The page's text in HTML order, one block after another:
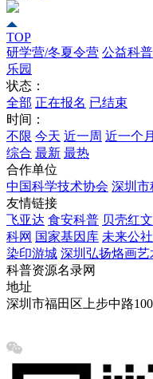
TOP
研学营/冬夏令营 公益科普
乐园
状态：
全部 正在报名 已结束
时间：
不限 今天 近一周 近一个月
综合 最新 最热
合作单位
中国科学技术协会 深圳市
友情链接
飞亚达 食安科普 贝壳红
科网 国家基因库 未来公
染印游城 深圳弘扬烙画艺
科普资源名录网
地址
深圳市福田区上步中路